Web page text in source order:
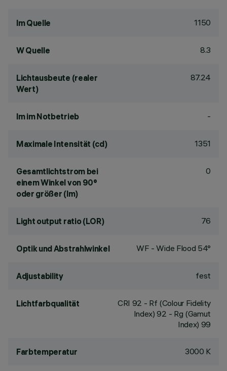
lm Quelle 1150
W Quelle 8.3
Lichtausbeute (realer
Wert)
87.24
lm im Notbetrieb -
Maximale Intensität (cd) 1351
Gesamtlichtstrom bei
einem Winkel von 90°
oder größer (lm)
0
Light output ratio (LOR) 76
Optik und Abstrahlwinkel WF - Wide Flood 54°
Adjustability fest
Lichtfarbqualität CRI 92 - Rf (Colour Fidelity
Index) 92 - Rg (Gamut
Index) 99
Farbtemperatur 3000 K